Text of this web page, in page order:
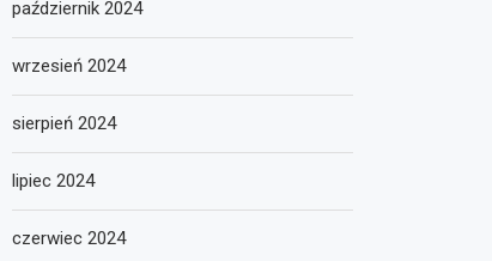
październik 2024
wrzesień 2024
sierpień 2024
lipiec 2024
czerwiec 2024